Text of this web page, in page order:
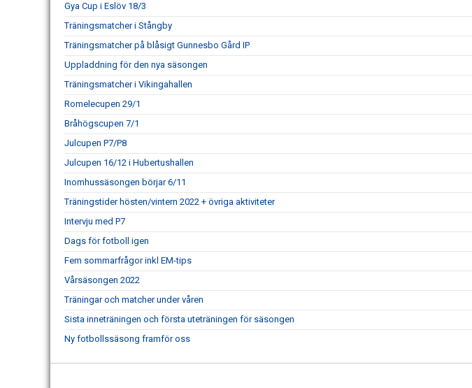
Gya Cup i Eslöv 18/3
Träningsmatcher i Stångby
Träningsmatcher på blåsigt Gunnesbo Gård IP
Uppladdning för den nya säsongen
Träningsmatcher i Vikingahallen
Romelecupen 29/1
Bråhögscupen 7/1
Julcupen P7/P8
Julcupen 16/12 i Hubertushallen
Inomhussäsongen börjar 6/11
Träningstider hösten/vintern 2022 + övriga aktiviteter
Intervju med P7
Dags för fotboll igen
Fem sommarfrågor inkl EM-tips
Vårsäsongen 2022
Träningar och matcher under våren
Sista inneträningen och första uteträningen för säsongen
Ny fotbollssäsong framför oss